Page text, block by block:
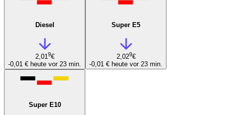
Diesel
2,019€
-0,01 € heute vor 23 min.
Super E5
2,029€
-0,01 € heute vor 23 min.
Super E10